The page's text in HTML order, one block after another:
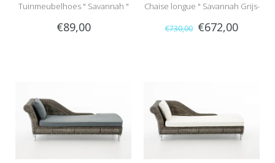
Tuinmeubelhoes " Savannah "
€89,00
Chaise longue " Savannah Grijs-
Bruin "
€730,00 €672,00